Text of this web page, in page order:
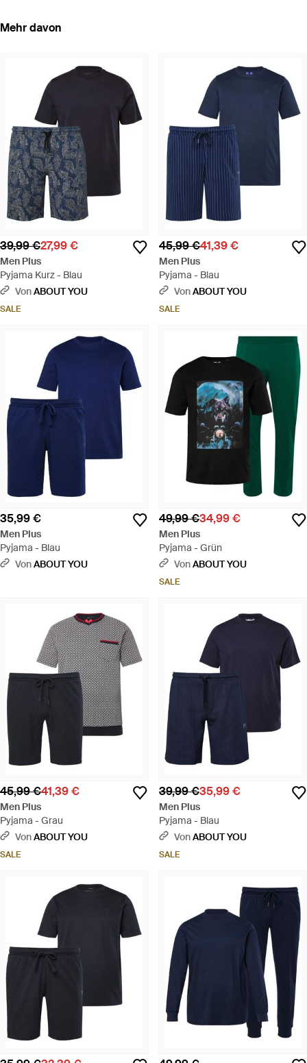
Mehr davon
39,99 €27,99 €
Men Plus
Pyjama Kurz - Blau
VonABOUT YOU
SALE
45,99 €41,39 €
Men Plus
Pyjama - Blau
VonABOUT YOU
SALE
35,99 €
Men Plus
Pyjama - Blau
VonABOUT YOU
49,99 €34,99 €
Men Plus
Pyjama - Grün
VonABOUT YOU
SALE
45,99 €41,39 €
Men Plus
Pyjama - Grau
VonABOUT YOU
SALE
39,99 €35,99 €
Men Plus
Pyjama - Blau
VonABOUT YOU
SALE